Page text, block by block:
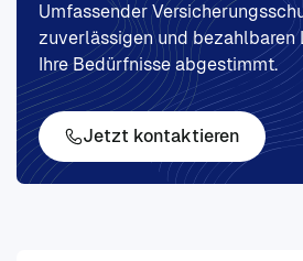
Umfassender
zuverlässigen und bezahlbaren
Ihre Bedürfnisse abgestimmt.
Jetzt kontaktieren